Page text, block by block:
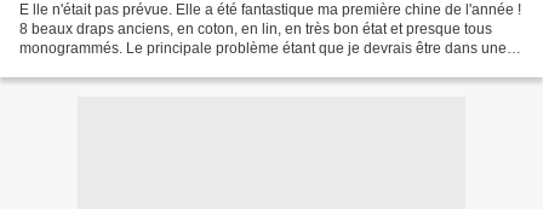
E lle n'était pas prévue. Elle a été fantastique ma première chine de l'année !
8 beaux draps anciens, en coton, en lin, en très bon état et presque tous
monogrammés. Le principale problème étant que je devrais être dans une